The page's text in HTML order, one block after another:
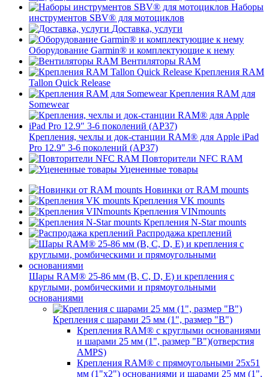
Наборы
инструментов SBV® для мотоциклов
Доставка, услуги
Оборудование Garmin® и комплектующие к нему
Вентиляторы RAM
Крепления RAM
Tallon Quick Release
Крепления RAM для
Somewear
Крепления, чехлы и док-станции RAM® для Apple iPad
Pro 12.9" 3-6 поколений (AP37)
Повторители NFC RAM
Уцененные товары
Новинки от RAM mounts
Крепления VK mounts
Крепления VINmounts
Крепления N-Star mounts
Распродажа креплений
Шары RAM® 25-86 мм (B, C, D, E) и крепления с
круглыми, ромбическими и прямоугольными
основаниями
Крепления с шарами 25 мм (1", размер "B")
Крепления RAM® с круглыми основаниями
и шарами 25 мм (1", размер "B")(отверстия
AMPS)
Крепления RAM® с прямоугольными 25х51
мм (1"х2") основаниями и шарами 25 мм (1",